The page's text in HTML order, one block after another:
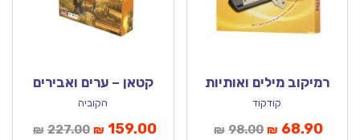
רמיקוב מילים ואותיות
קודקוד
₪ 98.00המחיר
₪ 68.90
קטאן – ערים ואבירים
הקוביה
₪ 227.00המחיר
₪ 159.00המחיר